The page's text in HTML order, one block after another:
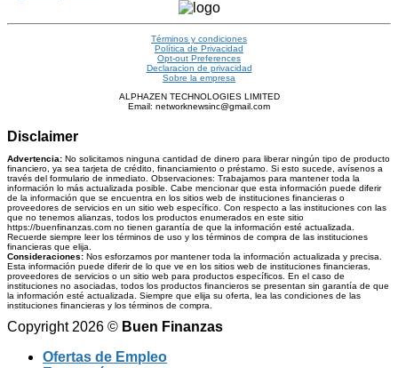
Términos y condiciones
Política de Privacidad
Opt-out Preferences
Declaracion de privacidad
Sobre la empresa
ALPHAZEN TECHNOLOGIES LIMITED
Email: networknewsinc@gmail.com
Disclaimer
Advertencia: No solicitamos ninguna cantidad de dinero para liberar ningún tipo de producto
financiero, ya sea tarjeta de crédito, financiamiento o préstamo. Si esto sucede, avísenos a
través del formulario de inmediato. Observaciones: Trabajamos para mantener toda la
información lo más actualizada posible. Cabe mencionar que esta información puede diferir
de la información que se encuentra en los sitios web de instituciones financieras o
proveedores de servicios en un sitio web específico. Con respecto a las instituciones con las
que no tenemos alianzas, todos los productos enumerados en este sitio
https://buenfinanzas.com no tienen garantía de que la información esté actualizada.
Recuerde siempre leer los términos de uso y los términos de compra de las instituciones
financieras que elija.
Consideraciones: Nos esforzamos por mantener toda la información actualizada y precisa.
Esta información puede diferir de lo que ve en los sitios web de instituciones financieras,
proveedores de servicios o un sitio web para productos específicos. En el caso de
instituciones no asociadas, todos los productos financieros se presentan sin garantía de que
la información esté actualizada. Siempre que elija su oferta, lea las condiciones de las
instituciones financieras y los términos de compra.
Copyright 2026 © Buen Finanzas
Ofertas de Empleo